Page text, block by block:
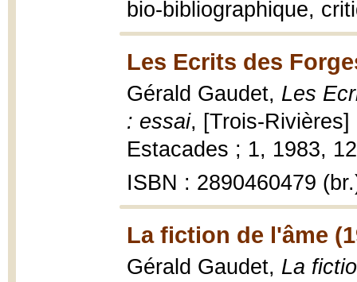
bio-bibliographique,
Les Ecrits des
Gérald Gaudet, Les
: essai, [Trois-
Estacades ; 1, 1983,
ISBN : 2890460479
La fiction de l'âme
Gérald Gaudet, La